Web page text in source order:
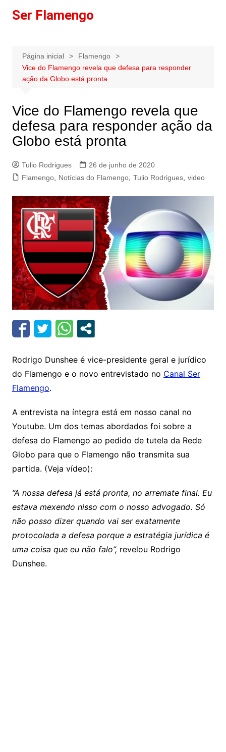
paraSer Flamengo
Página inicial
Flamengo
Vice do Flamengo revela que defesa para responder
ação da Globo está pronta
Vice do Flamengo revela que
defesa para responder ação da
Globo está pronta
Tulio Rodrigues
26 de junho de 2020
Flamengo, Notícias do Flamengo, Tulio Rodrigues, video
Rodrigo Dunshee é vice-presidente geral e jurídico
do Flamengo e o novo entrevistado no Canal Ser
Flamengo.
A entrevista na íntegra está em nosso canal no
Youtube. Um dos temas abordados foi sobre a
defesa do Flamengo ao pedido de tutela da Rede
Globo para que o Flamengo não transmita sua
partida. (Veja vídeo):
“A nossa defesa já está pronta, no arremate final. Eu
estava mexendo nisso com o nosso advogado. Só
não posso dizer quando vai ser exatamente
protocolada a defesa porque a estratégia jurídica é
uma coisa que eu não falo”, revelou Rodrigo
Dunshee.